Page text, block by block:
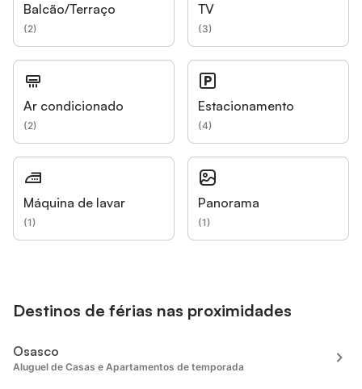
Balcão/Terraço
(2)
TV
(3)
Ar condicionado
(2)
Estacionamento
(4)
Máquina de lavar
(1)
Panorama
(1)
Destinos de férias nas proximidades
Osasco
Aluguel de Casas e Apartamentos de temporada